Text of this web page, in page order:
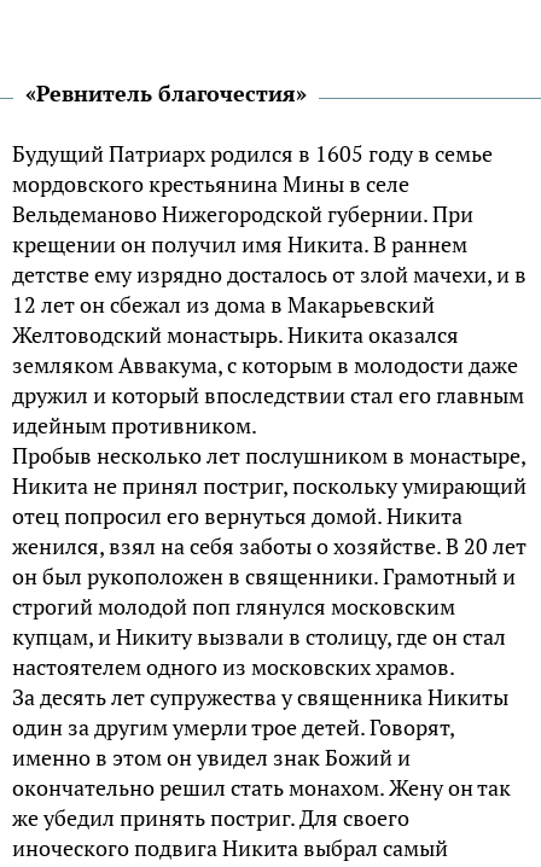
«Ревнитель благочестия»
Будущий Патриарх родился в 1605 году в семье
мордовского крестьянина Мины в селе
Вельдеманово Нижегородской губернии. При
крещении он получил имя Никита. В раннем
детстве ему изрядно досталось от злой мачехи, и в
12 лет он сбежал из дома в Макарьевский
Желтоводский монастырь. Никита оказался
земляком Аввакума, с которым в молодости даже
дружил и который впоследствии стал его главным
идейным противником.
Пробыв несколько лет послушником в монастыре,
Никита не принял постриг, поскольку умирающий
отец попросил его вернуться домой. Никита
женился, взял на себя заботы о хозяйстве. В 20 лет
он был рукоположен в священники. Грамотный и
строгий молодой поп глянулся московским
купцам, и Никиту вызвали в столицу, где он стал
настоятелем одного из московских храмов.
За десять лет супружества у священника Никиты
один за другим умерли трое детей. Говорят,
именно в этом он увидел знак Божий и
окончательно решил стать монахом. Жену он так
же убедил принять постриг. Для своего
иноческого подвига Никита выбрал самый